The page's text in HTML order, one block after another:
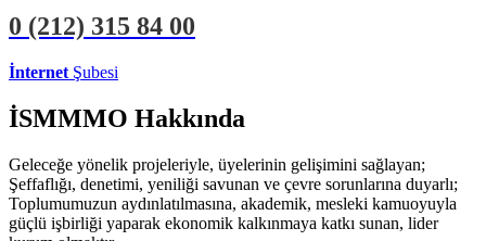
0 (212) 315 84 00
İnternet Şubesi
İSMMMO Hakkında
Geleceğe yönelik projeleriyle, üyelerinin gelişimini sağlayan;
Şeffaflığı, denetimi, yeniliği savunan ve çevre sorunlarına duyarlı;
Toplumumuzun aydınlatılmasına, akademik, mesleki kamuoyuyla
güçlü işbirliği yaparak ekonomik kalkınmaya katkı sunan, lider